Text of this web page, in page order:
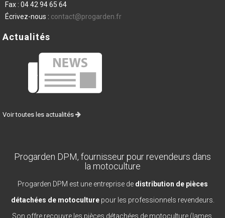
Fax : 04 42 94 65 64
Écrivez-nous : contact@progarden.fr
Actualités
Voir toutes les actualités
Progarden DPM, fournisseur pour revendeurs dans
la motoculture
Progarden DPM est une entreprise de distribution de pièces
détachées de motoculturepour les professionnels revendeurs.
Son offre recouvre les pièces détachées de motoculture (lames,